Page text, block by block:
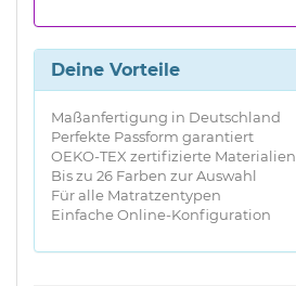
Deine Vorteile
Maßanfertigung in Deutschland
Perfekte Passform garantiert
OEKO-TEX zertifizierte Materialien
Bis zu 26 Farben zur Auswahl
Für alle Matratzentypen
Einfache Online-Konfiguration